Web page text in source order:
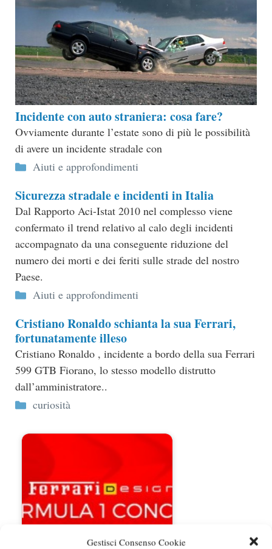
Gestisci Consenso Cookie
Incidente con auto straniera: cosa fare?
Ovviamente durante l’estate sono di più le possibilità
di avere un incidente stradale con
Categorie
Aiuti e approfondimenti
Sicurezza stradale e incidenti in Italia
Dal Rapporto Aci-Istat 2010 nel complesso viene
confermato il trend relativo al calo degli incidenti
accompagnato da una conseguente riduzione del
numero dei morti e dei feriti sulle strade del nostro
Paese.
Categorie
Aiuti e approfondimenti
Cristiano Ronaldo schianta la sua Ferrari,
fortunatamente illeso
Cristiano Ronaldo , incidente a bordo della sua Ferrari
599 GTB Fiorano, lo stesso modello distrutto
dall’amministratore..
Categorie
curiosità